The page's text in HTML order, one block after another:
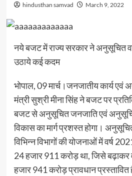
hindusthan samvad March 9, 2022
नये बजट में राज्य सरकार ने अनुसूचित
उठाये कई कदम
भोपाल, 09 मार्च।जनजातीय कार्य एवं
मंत्री सुश्री मीना सिंह ने बजट पर
बजट से अनुसूचित जनजाति एवं
विकास का मार्ग प्रशस्त होगा।
विभिन्न विभागों की योजनाओं में वर्ष
24 हजार 911 करोड़ था, जिसे
हजार 941 करोड़ प्रावधान